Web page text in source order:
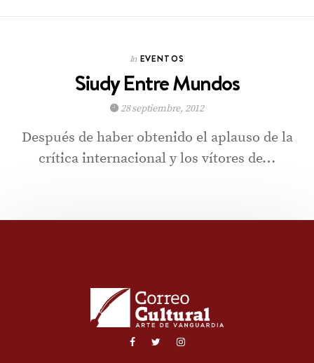
In EVENTOS
Siudy Entre Mundos
28 septiembre, 2012
Después de haber obtenido el aplauso de la
crítica internacional y los vítores de…